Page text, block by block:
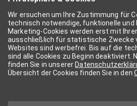
APA-User
Services der APA-Gruppe. Für die Nutzung
kann eine weitere Freischaltung nötig sein.
Bestellung und genauer Kosteninformation
Wenn nicht anders erwähnt, gelten die
Geschäftsbedingungender APA - Austria
Die von Ihnen angegebenen Daten werden
Zwecke der Demo-Nutzung bzw. des
Eine darüber hinaus gehende oder
technischen Support stehen wir Ihnen